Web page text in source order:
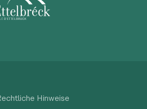
Hinweise